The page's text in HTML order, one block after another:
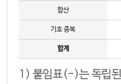
합산
기호 중복
합계
1) 붙임표(-)는 독립된